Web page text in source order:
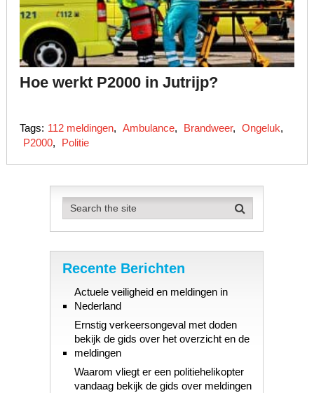
Hoe werkt P2000 in Jutrijp?
Tags: 112 meldingen, Ambulance, Brandweer, Ongeluk,
P2000, Politie
Recente Berichten
Actuele veiligheid en meldingen in
Nederland
Ernstig verkeersongeval met doden
bekijk de gids over het overzicht en de
meldingen
Waarom vliegt er een politiehelikopter
vandaag bekijk de gids over meldingen